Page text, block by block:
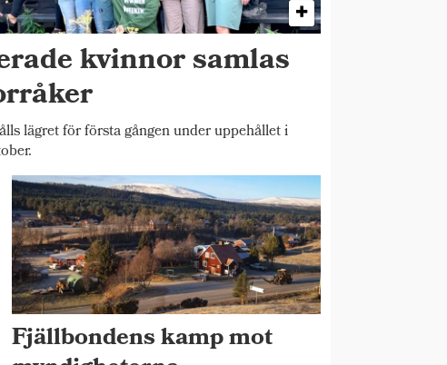
kvinnor samlas
lägret för första gången under uppehållet i
Fjällbondens kamp mot